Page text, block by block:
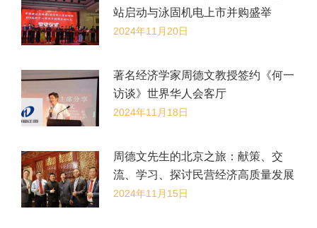
站启动与泳固机电上市并购盛举
2024年11月20日
著名经济学家周德文教授签约《何一
访谈》世界华人会客厅
2024年11月18日
​周德文先生的北京之旅：献策、交
流、学习、探讨民营经济高质量发展
2024年11月15日